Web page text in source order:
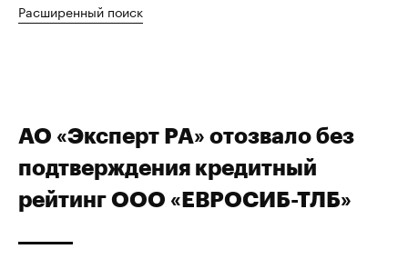
Расширенный поиск
АО «Эксперт РА» отозвало без
подтверждения кредитный
рейтинг ООО «ЕВРОСИБ-ТЛБ»